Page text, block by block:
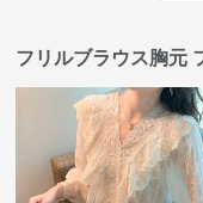
フリルブラウス胸元